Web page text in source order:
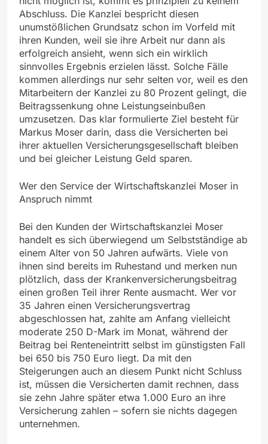
Abschluss. Die Kanzlei bespricht diesen
unumstößlichen Grundsatz schon im Vorfeld mit
ihren Kunden, weil sie ihre Arbeit nur dann als
erfolgreich ansieht, wenn sich ein wirklich
sinnvolles Ergebnis erzielen lässt. Solche Fälle
kommen allerdings nur sehr selten vor, weil es den
Mitarbeitern der Kanzlei zu 80 Prozent gelingt, die
Beitragssenkung ohne Leistungseinbußen
umzusetzen. Das klar formulierte Ziel besteht für
Markus Moser darin, dass die Versicherten bei
ihrer aktuellen Versicherungsgesellschaft bleiben
und bei gleicher Leistung Geld sparen.
Wer den Service der Wirtschaftskanzlei Moser in
Anspruch nimmt
Bei den Kunden der Wirtschaftskanzlei Moser
handelt es sich überwiegend um Selbstständige ab
einem Alter von 50 Jahren aufwärts. Viele von
ihnen sind bereits im Ruhestand und merken nun
plötzlich, dass der Krankenversicherungsbeitrag
einen großen Teil ihrer Rente ausmacht. Wer vor
35 Jahren einen Versicherungsvertrag
abgeschlossen hat, zahlte am Anfang vielleicht
moderate 250 D-Mark im Monat, während der
Beitrag bei Renteneintritt selbst im günstigsten Fall
bei 650 bis 750 Euro liegt. Da mit den
Steigerungen auch an diesem Punkt nicht Schluss
ist, müssen die Versicherten damit rechnen, dass
sie zehn Jahre später etwa 1.000 Euro an ihre
Versicherung zahlen – sofern sie nichts dagegen
unternehmen.